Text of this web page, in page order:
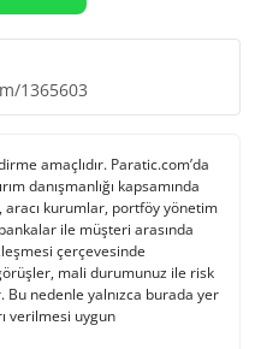
1365603
amaçlıdır. Paratic.com’da
danışmanlığı kapsamında
aracı kurumlar, portföy yönetim
ile müşteri arasında
çerçevesinde
mali durumunuz ile risk
nedenle yalnızca burada yer
verilmesi uygun